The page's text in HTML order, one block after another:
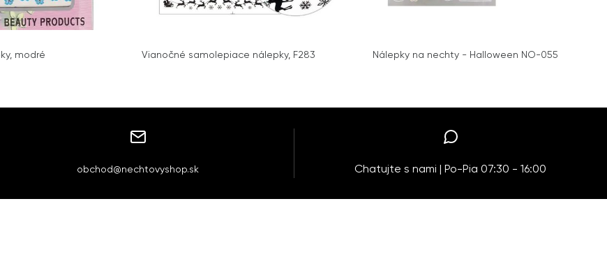
modré Vianočné samolepiace nálepky, F283 Nálepky na nechty - Halloween NO-055
obchod@nechtovyshop.sk Chatujte s nami | Po-Pia 07:30 - 16:00